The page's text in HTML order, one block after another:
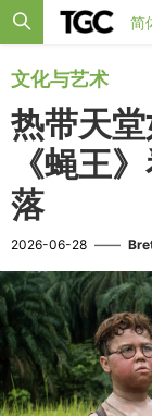
简
文化与艺术
热带天
《蝇王
落
2026-06-28 ——